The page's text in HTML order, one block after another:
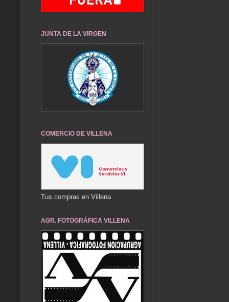
JUNTA DE LA VIRGEN
COMERCIO DE VILLENA
Tus compras en Villena
AGR. FOTOGRÁFICA VILLENA